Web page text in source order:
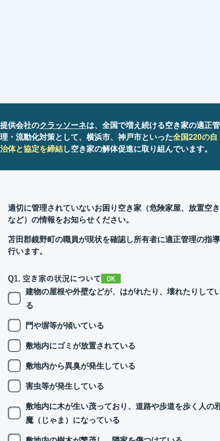
提供会社のクラッソーネは、全国で増え続ける空き家の適正管
理・流動化対策として、横浜市、神戸市といった全国220の自
治体と協定を締結し空き家の解体促進に取り組んでいます。
適切に管理されていないお困り空き家（危険家屋、放置空
など）の情報をお知らせください。
苫田郡鏡野町の職員が現状を確認し所有者に適正管理の指
行います。
Q1. 空き家の状況について OK
建物の屋根や外壁などが、はがれたり、壊れたりして
る
門や塀等が傾いている
敷地内にゴミが放置されている
敷地内から異臭が発生している
害虫等が発生している
敷地内に木が生い茂っており、道路や歩道を歩く人の
魔（じゃま）になっている